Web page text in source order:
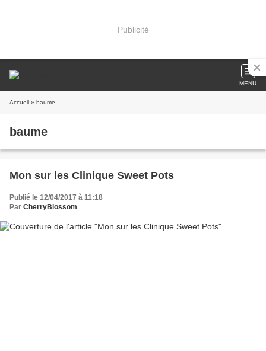
Publicité
MENU
Accueil » baume
baume
Mon sur les Clinique Sweet Pots
Publié le 12/04/2017 à 11:18
Par CherryBlossom